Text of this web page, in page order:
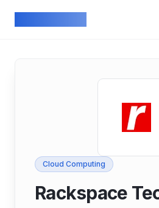
Cloud Computing
Rackspace